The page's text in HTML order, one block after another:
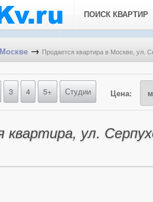
ПОИСК КВАРТИР
→ Продается квартира в Москве, ул.
3 4 5+ Студии Цена:
квартира, ул.